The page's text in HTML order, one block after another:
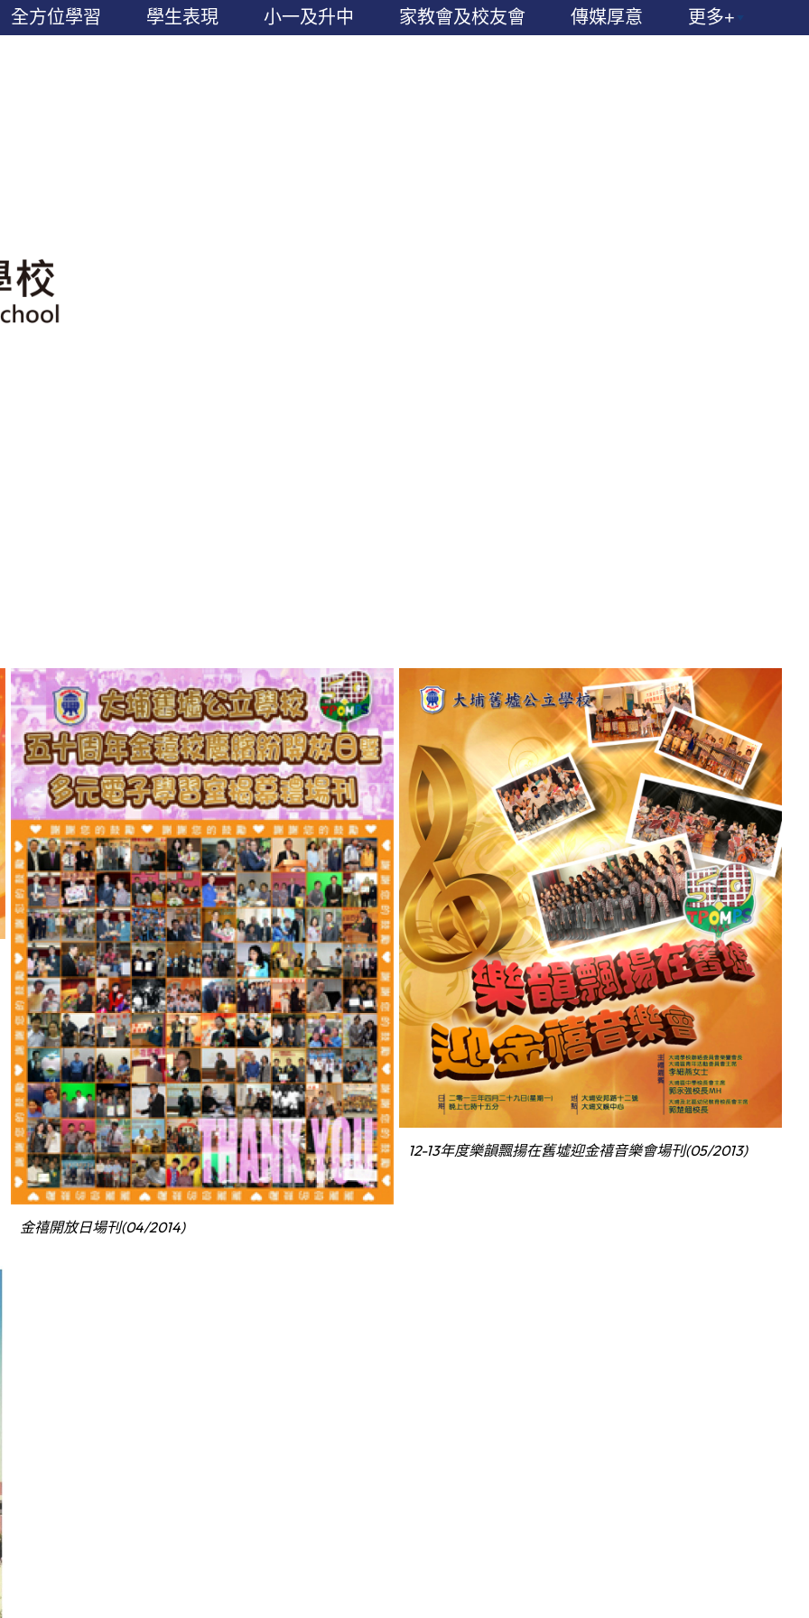
全方位學習 學生表現 小一及升中 家教會及校友會 傳媒厚意 更多+
金禧開放日場刊(04/2014)
12-13年度樂韻飄揚在舊墟迎金禧音樂會場刊(05/2013)